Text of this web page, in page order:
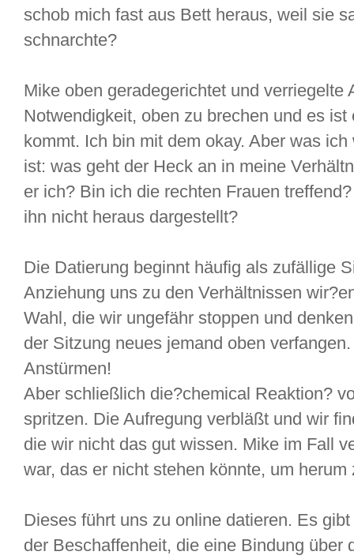
schob mich fast aus Bett heraus, weil sie
schnarchte?
Mike oben geradegerichtet und verriegelte
Notwendigkeit, oben zu brechen und es
kommt. Ich bin mit dem okay. Aber was
ist: was geht der Heck an in meine
er ich? Bin ich die rechten Frauen
ihn nicht heraus dargestellt?
Die Datierung beginnt häufig als zufällige
Anziehung uns zu den Verhältnissen
Wahl, die wir ungefähr stoppen und
der Sitzung neues jemand oben
Anstürmen!
Aber schließlich die?chemical Reaktion?
spritzen. Die Aufregung verbläßt und wir
die wir nicht das gut wissen. Mike im Fall
war, das er nicht stehen könnte, um herum
Dieses führt uns zu online datieren. Es
der Beschaffenheit, die eine Bindung über